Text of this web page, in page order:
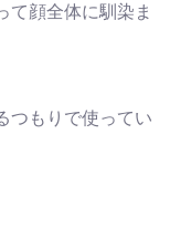
て顔全体に馴染ま
つもりで使ってい